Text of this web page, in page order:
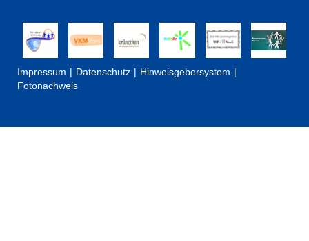
Impressum Datenschutz
Hinweisgebersystem
Fotonachweis